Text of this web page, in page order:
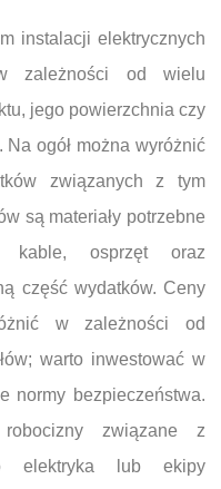
instalacji elektrycznych
zależności od wielu
jego powierzchnia czy
ogół można wyróżnić
związanych z tym
są materiały potrzebne
osprzęt oraz
część wydatków. Ceny
w zależności od
warto inwestować w
normy bezpieczeństwa.
związane z
elektryka lub ekipy